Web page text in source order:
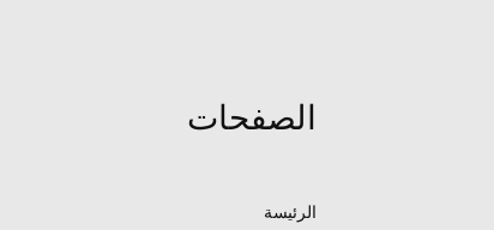
الصفحات
الرئيسة